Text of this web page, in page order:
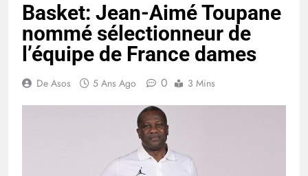
Basket: Jean-Aimé Toupane
nommé sélectionneur de
l’équipe de France dames
De Asos 5 Ans Ago 0 3 Mins